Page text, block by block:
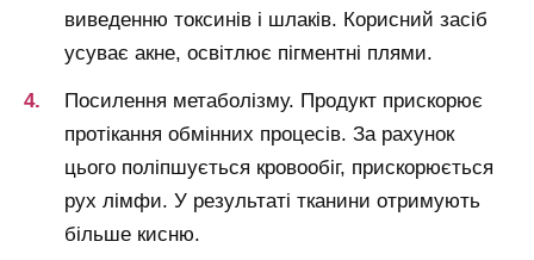
виведенню токсинів і шлаків. Корисний засіб
усуває акне, освітлює пігментні плями.
Посилення метаболізму. Продукт прискорює
протікання обмінних процесів. За рахунок
цього поліпшується кровообіг, прискорюється
рух лімфи. У результаті тканини отримують
більше кисню.